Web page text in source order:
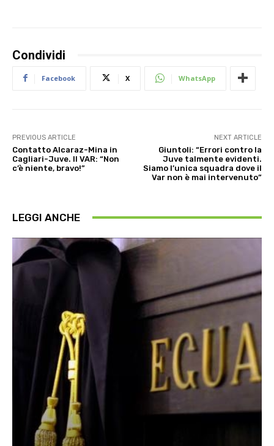
Condividi
Facebook X WhatsApp
PREVIOUS ARTICLE
Contatto Alcaraz-Mina in
Cagliari-Juve. Il VAR: “Non
c’è niente, bravo!”
NEXT ARTICLE
Giuntoli: “Errori contro la
Juve talmente evidenti.
Siamo l’unica squadra dove il
Var non è mai intervenuto”
LEGGI ANCHE